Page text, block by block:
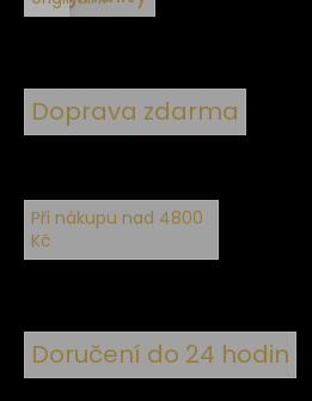
Doprava zdarma
Při nákupu nad 4800
Kč
Doručení do 24 hodin